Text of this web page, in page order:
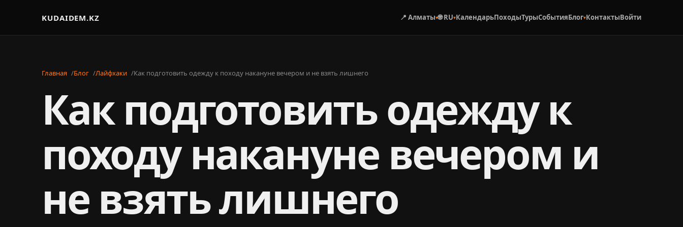
KUDAIDEM.KZ 📍 Алматы▾🌐 RU▾КалендарьПоходыТурыСобытияБлог▾КонтактыВойти
Главная Блог Лайфхаки Как подготовить одежду к походу накануне вечером и не взять лишнего
Как подготовить одежду к
походу накануне вечером и
не взять лишнего